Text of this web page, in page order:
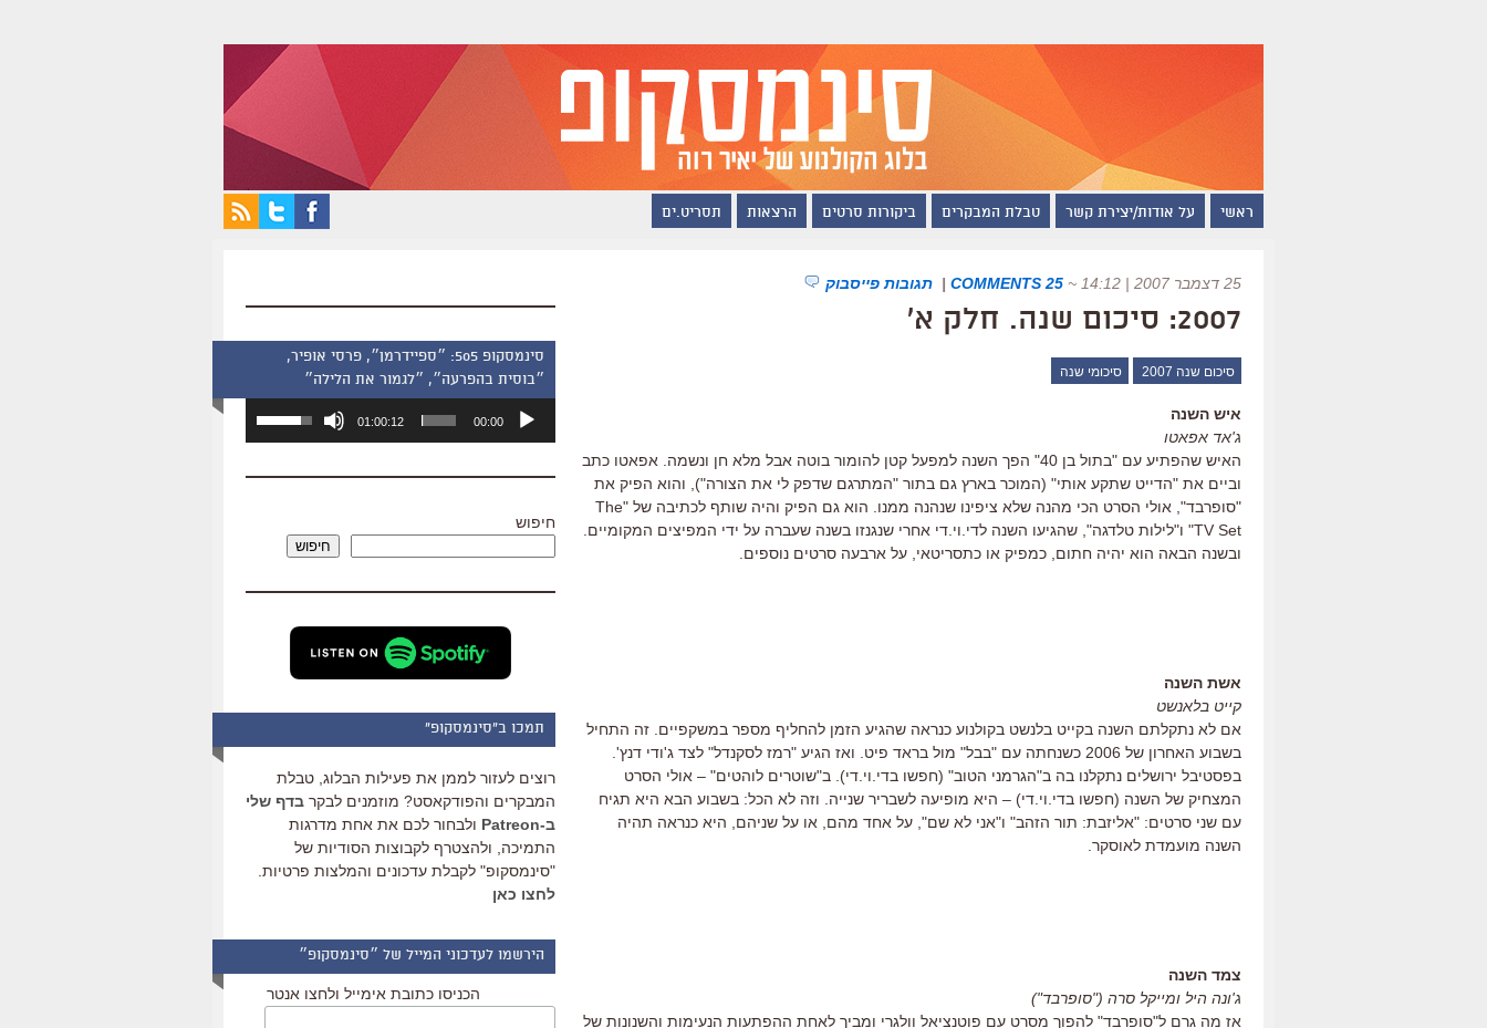
ראשי על אודות/יצירת קשר טבלת המבקרים ביקורות סרטים הרצאות תסריט.ים
25 דצמבר 2007 | 14:12 ~
25 COMMENTS
| תגובות פייסבוק
2007: סיכום שנה. חלק א'
סיכום שנה 2007 סיכומי שנה
איש השנה
ג'אד אפאטו
האיש שהפתיע עם "בתול בן 40" הפך השנה למפעל קטן להומור בוטה אבל מלא חן ונשמה. אפאטו כתב
וביים את "הדייט שתקע אותי" (המוכר בארץ גם בתור "המתרגם שדפק לי את הצורה"), והוא הפיק את
"סופרבד", אולי הסרט הכי מהנה שלא ציפינו שנהנה ממנו. הוא גם הפיק והיה שותף לכתיבה של "The
TV Set" ו"לילות טלדגה", שהגיעו השנה לדי.וי.די אחרי שנגנזו בשנה שעברה על ידי המפיצים המקומיים.
ובשנה הבאה הוא יהיה חתום, כמפיק או כתסריטאי, על ארבעה סרטים נוספים.
אשת השנה
קייט בלאנשט
אם לא נתקלתם השנה בקייט בלנשט בקולנוע כנראה שהגיע הזמן להחליף מספר במשקפיים. זה התחיל
בשבוע האחרון של 2006 כשנחתה עם "בבל" מול בראד פיט. ואז הגיע "רמז לסקנדל" לצד ג'ודי דנץ'.
בפסטיבל ירושלים נתקלנו בה ב"הגרמני הטוב" (חפשו בדי.וי.די). ב"שוטרים לוהטים" – אולי הסרט
המצחיק של השנה (חפשו בדי.וי.די) – היא מופיעה לשבריר שנייה. וזה לא הכל: בשבוע הבא היא תגיח
עם שני סרטים: "אליזבת: תור הזהב" ו"אני לא שם", על אחד מהם, או על שניהם, היא כנראה תהיה
השנה מועמדת לאוסקר.
צמד השנה
ג'ונה היל ומייקל סרה ("סופרבד")
אז מה גרם ל"סופרבד" להפוך מסרט עם פוטנציאל וולגרי ומביך לאחת ההפתעות הנעימות והשנונות של
סינמסקופ 505: ״ספיידרמן״, פרסי אופיר,
״בוסית בהפרעה״, ״לגמור את הלילה״
אודיו
00:00
01:00:12
השתמש
כדי
שמע.
חיפוש
חיפוש
תמכו ב"סינמסקופ"
רוצים לעזור לממן את פעילות הבלוג, טבלת
המבקרים והפודקאסט? מוזמנים לבקר בדף שלי
ב-Patreon
ולבחור לכם את אחת מדרגות
התמיכה, ולהצטרף לקבוצות הסודיות של
"סינמסקופ" לקבלת עדכונים והמלצות פרטיות.
לחצו כאן
הירשמו לעדכוני המייל של ״סינמסקופ״
הכניסו כתובת אימייל ולחצו אנטר